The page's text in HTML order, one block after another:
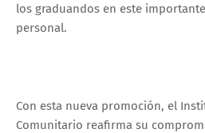
los graduandos en este
personal.
Con esta nueva promoción, el
Comunitario reafirma su